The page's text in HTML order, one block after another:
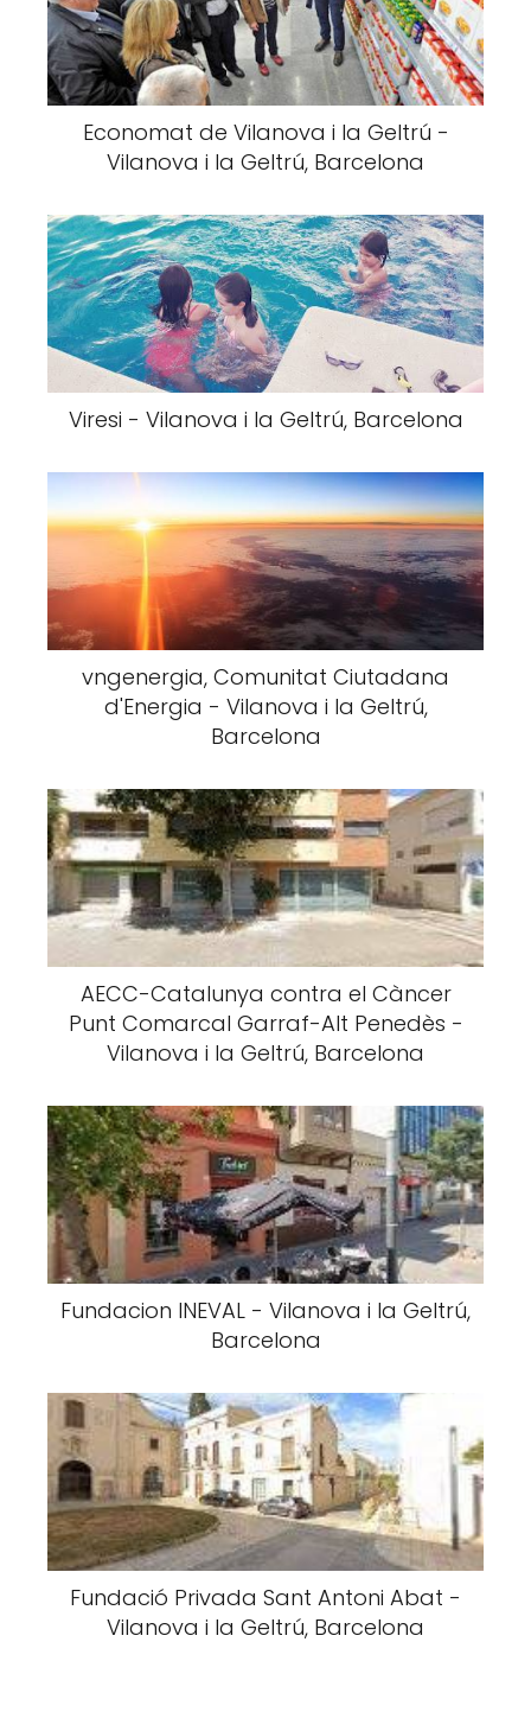
Economat de Vilanova i la Geltrú -
Vilanova i la Geltrú, Barcelona
Viresi - Vilanova i la Geltrú, Barcelona
vngenergia, Comunitat Ciutadana
d'Energia - Vilanova i la Geltrú,
Barcelona
AECC-Catalunya contra el Càncer
Punt Comarcal Garraf-Alt Penedès -
Vilanova i la Geltrú, Barcelona
Fundacion INEVAL - Vilanova i la Geltrú,
Barcelona
Fundació Privada Sant Antoni Abat -
Vilanova i la Geltrú, Barcelona